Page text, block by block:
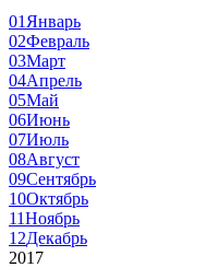
01 Январь
02Февраль
03Март
04Апрель
05Май
06Июнь
07Июль
08Август
09Сентябрь
10Октябрь
11Ноябрь
12Декабрь
2017